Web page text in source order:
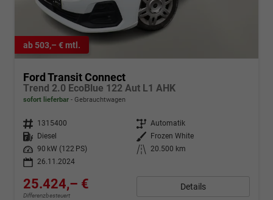
ab 503,– € mtl.
Ford Transit Connect
Trend 2.0 EcoBlue 122 Aut L1 AHK
sofort lieferbar Gebrauchtwagen
Fahrzeugnr. 1315400 Getriebe Automatik
Kraftstoff
Diesel Außenfarbe
Frozen White
Leistung
90 kW (122 PS) Kilometerstand
20.500 km
26.11.2024
25.424,– €
Differenzbesteuert
Details